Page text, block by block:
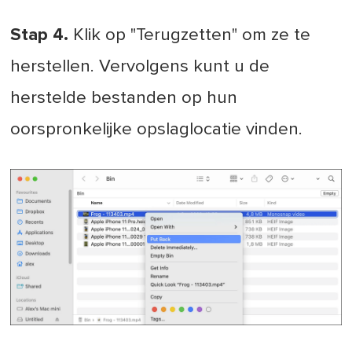
Stap 4. Klik op "Terugzetten" om ze te
herstellen. Vervolgens kunt u de
herstelde bestanden op hun
oorspronkelijke opslaglocatie vinden.